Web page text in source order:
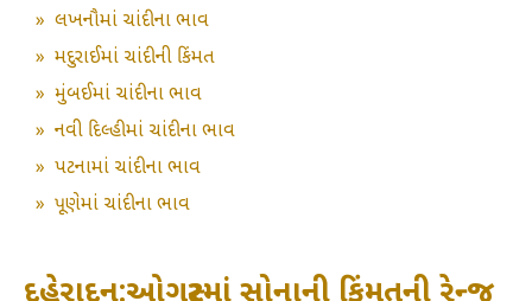
» લખનૌમાં ચાંદીના ભાવ
» મદુરાઈમાં ચાંદીની કિંમત
» મુંબઈમાં ચાંદીના ભાવ
» નવી દિલ્હીમાં ચાંદીના ભાવ
» પટનામાં ચાંદીના ભાવ
» પૂણેમાં ચાંદીના ભાવ